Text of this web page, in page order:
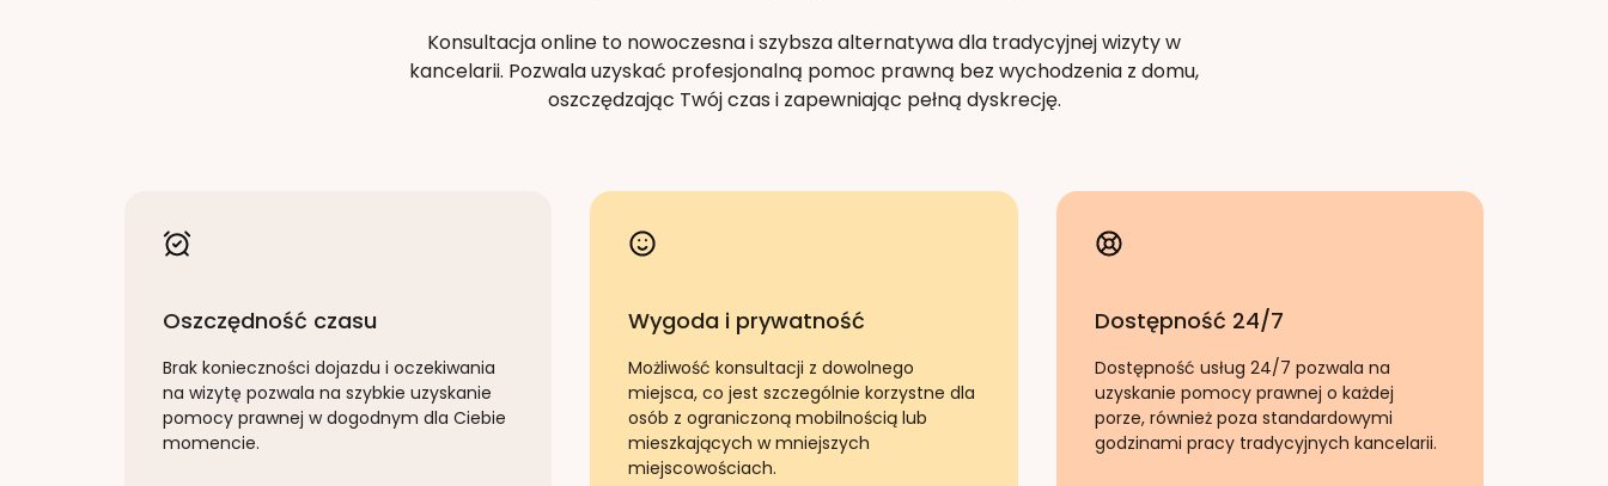
Konsultacja online to nowoczesna i szybsza alternatywa dla tradycyjnej wizyty w
kancelarii. Pozwala uzyskać profesjonalną pomoc prawną bez wychodzenia z domu,
oszczędzając Twój czas i zapewniając pełną dyskrecję.
Oszczędność czasu
Brak konieczności dojazdu i oczekiwania
na wizytę pozwala na szybkie uzyskanie
pomocy prawnej w dogodnym dla Ciebie
momencie.
Wygoda i prywatność
Możliwość konsultacji z dowolnego
miejsca, co jest szczególnie korzystne dla
osób z ograniczoną mobilnością lub
mieszkających w mniejszych
miejscowościach.
Dostępność 24/7
Dostępność usług 24/7 pozwala na
uzyskanie pomocy prawnej o każdej
porze, również poza standardowymi
godzinami pracy tradycyjnych kancelarii.